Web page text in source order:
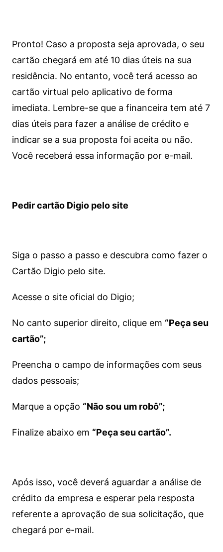
Pronto! Caso a proposta seja aprovada, o seu
cartão chegará em até 10 dias úteis na sua
residência. No entanto, você terá acesso ao
cartão virtual pelo aplicativo de forma
imediata. Lembre-se que a financeira tem até 7
dias úteis para fazer a análise de crédito e
indicar se a sua proposta foi aceita ou não.
Você receberá essa informação por e-mail.
Pedir cartão Digio pelo site
Siga o passo a passo e descubra como fazer o
Cartão Digio pelo site.
Acesse o site oficial do Digio;
No canto superior direito, clique em “Peça seu
cartão”;
Preencha o campo de informações com seus
dados pessoais;
Marque a opção “Não sou um robô”;
Finalize abaixo em “Peça seu cartão”.
Após isso, você deverá aguardar a análise de
crédito da empresa e esperar pela resposta
referente a aprovação de sua solicitação, que
chegará por e-mail.